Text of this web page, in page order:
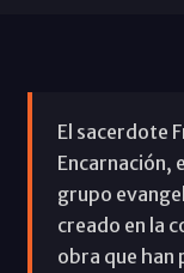
El sacerdote
Encarnación,
grupo
creado en la
obra que han